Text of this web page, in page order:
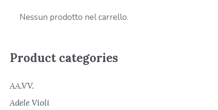
Nessun prodotto nel carrello.
Product categories
AA.VV.
Adele Violi